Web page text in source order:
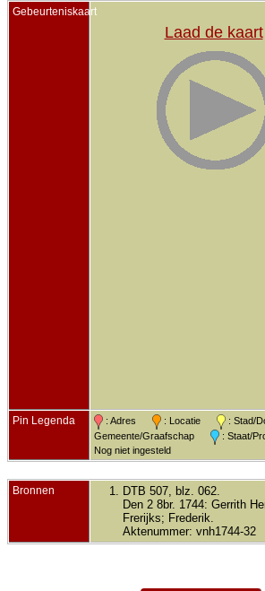
Gebeurteniskaart
Laad de kaart
Pin Legenda : Adres : Locatie : Stad/
Gemeente/Graafschap
: Staat/
Nog niet ingesteld
Bronnen
DTB 507, blz. 062.
Den 2 8br. 1744: Gerrith
Frerijks; Frederik.
Aktenummer: vnh1744-32